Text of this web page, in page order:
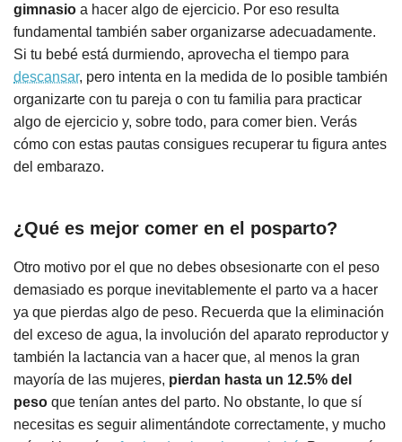
gimnasio a hacer algo de ejercicio. Por eso resulta
fundamental también saber organizarse adecuadamente.
Si tu bebé está durmiendo, aprovecha el tiempo para
descansar, pero intenta en la medida de lo posible también
organizarte con tu pareja o con tu familia para practicar
algo de ejercicio y, sobre todo, para comer bien. Verás
cómo con estas pautas consigues recuperar tu figura antes
del embarazo.
¿Qué es mejor comer en el posparto?
Otro motivo por el que no debes obsesionarte con el peso
demasiado es porque inevitablemente el parto va a hacer
ya que pierdas algo de peso. Recuerda que la eliminación
del exceso de agua, la involución del aparato reproductor y
también la lactancia van a hacer que, al menos la gran
mayoría de las mujeres, pierdan hasta un 12.5% del
peso que tenían antes del parto. No obstante, lo que sí
necesitas es seguir alimentándote correctamente, y mucho